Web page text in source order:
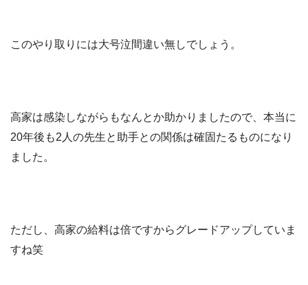
このやり取りには大号泣間違い無しでしょう。
高家は感染しながらもなんとか助かりましたので、本当に
20年後も2人の先生と助手との関係は確固たるものになり
ました。
ただし、高家の給料は倍ですからグレードアップしていま
すね笑